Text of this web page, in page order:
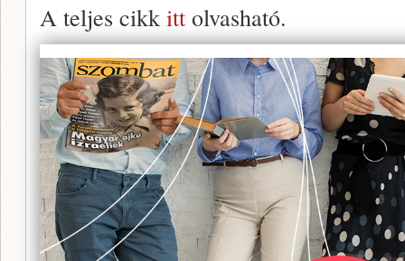
A teljes cikk itt olvasható.